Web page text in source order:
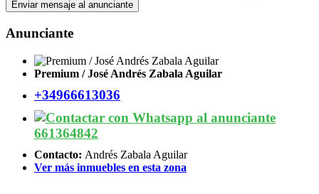
Anunciante
Premium / José Andrés Zabala Aguilar
+34966613036
661364842
Contacto: Andrés Zabala Aguilar
Ver más inmuebles en esta zona